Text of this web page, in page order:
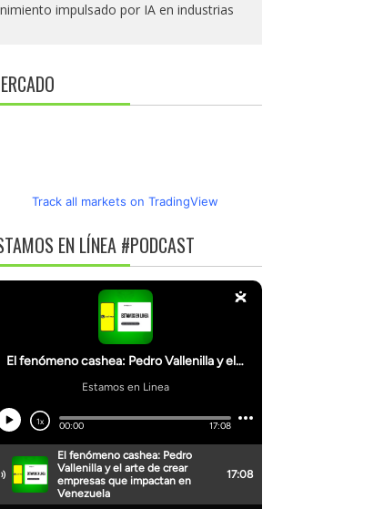
impulsado por IA en industrias
Track all markets on TradingView
EN LÍNEA #PODCAST